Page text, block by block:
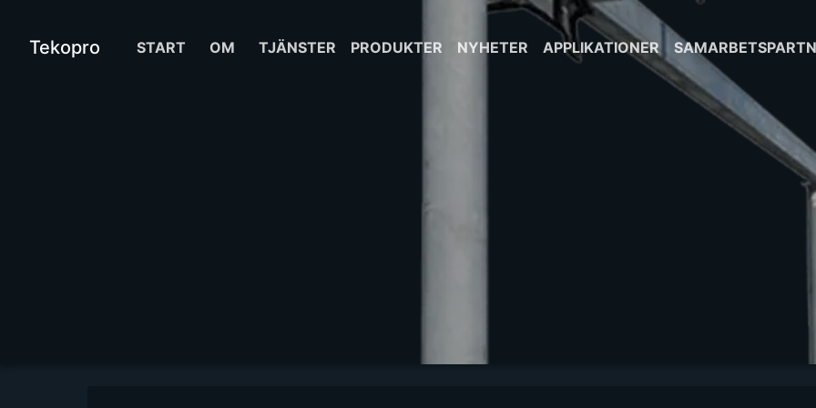
Tekopro START OM TJÄNSTER PRODUKTER NYHETER APPLIKATIONER